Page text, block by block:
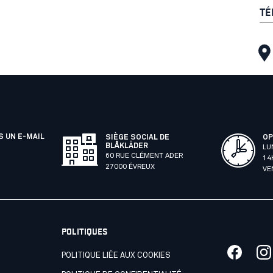
UN E-MAIL
SIÈGE SOCIAL DE
BLÅKLÄDER
60 RUE CLÉMENT ADER
27000 ÉVREUX
POLITIQUES
POLITIQUE LIÉE AUX COOKIES